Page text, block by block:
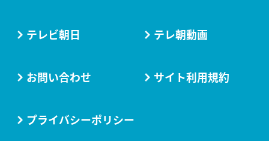
テレビ朝日 テレ朝動画
お問い合わせ サイト利用規約
プライバシーポリシー